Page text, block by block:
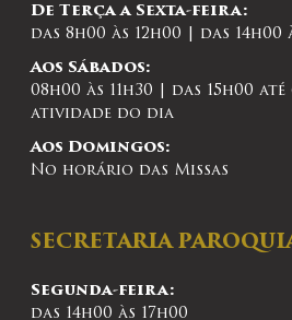
De Terça a Sexta-feira:
das 8h00 às 12h00 | das 14h00
Aos Sábados:
08h00 às 11h30 | das 15h00
atividade do dia
Aos Domingos:
No horário das Missas
SECRETARIA
Segunda-feira:
das 14h00 às 17h00